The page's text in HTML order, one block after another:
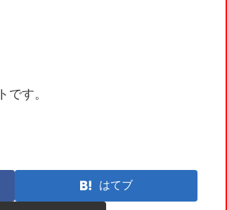
です。
はてブ